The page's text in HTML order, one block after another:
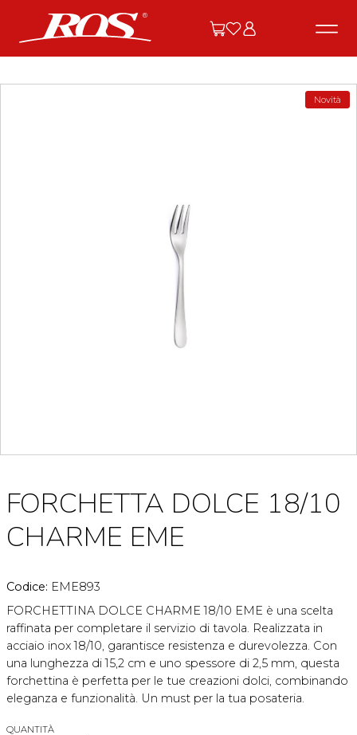
Novità
FORCHETTA DOLCE 18/10
CHARME EME
Codice: EME893
FORCHETTINA DOLCE CHARME 18/10 EME è una scelta
raffinata per completare il servizio di tavola. Realizzata in
acciaio inox 18/10, garantisce resistenza e durevolezza. Con
una lunghezza di 15,2 cm e uno spessore di 2,5 mm, questa
forchettina è perfetta per le tue creazioni dolci, combinando
eleganza e funzionalità. Un must per la tua posateria.
QUANTITÀ